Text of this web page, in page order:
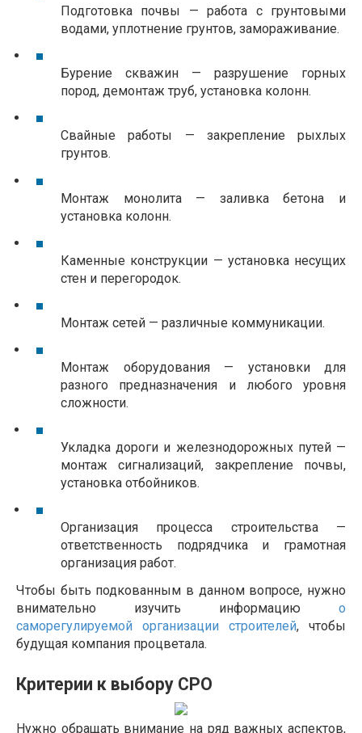
Подготовка почвы — работа с грунтовыми
водами, уплотнение грунтов, замораживание.
Бурение скважин — разрушение горных
пород, демонтаж труб, установка колонн.
Свайные работы — закрепление рыхлых
грунтов.
Монтаж монолита — заливка бетона и
установка колонн.
Каменные конструкции — установка несущих
стен и перегородок.
Монтаж сетей — различные коммуникации.
Монтаж оборудования — установки для
разного предназначения и любого уровня
сложности.
Укладка дороги и железнодорожных путей —
монтаж сигнализаций, закрепление почвы,
установка отбойников.
Организация процесса строительства —
ответственность подрядчика и грамотная
организация работ.
Чтобы быть подкованным в данном вопросе, нужно
внимательно изучить информацию о
саморегулируемой организации строителей, чтобы
будущая компания процветала.
Критерии к выбору СРО
Нужно обращать внимание на ряд важных аспектов,